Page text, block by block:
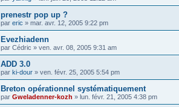
prenestr pop up ?
par eric » mar. avr. 12, 2005 9:22 pm
Evezhiadenn
par Cédric » ven. avr. 08, 2005 9:31 am
ADD 3.0
par ki-dour » ven. févr. 25, 2005 5:54 pm
Breton opérationnel systématiquement
par Gweladenner-kozh » lun. févr. 21, 2005 4:38 pm